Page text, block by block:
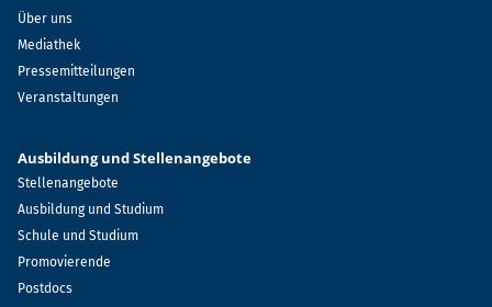
Über uns
Mediathek
Pressemitteilungen
Veranstaltungen
Ausbildung und Stellenangebote
Stellenangebote
Ausbildung und Studium
Schule und Studium
Promovierende
Postdocs